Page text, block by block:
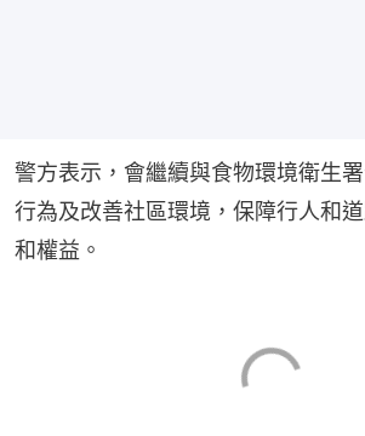
警方表示，會繼續與食物環境衛生
行為及改善社區環境，保障行人和
和權益。